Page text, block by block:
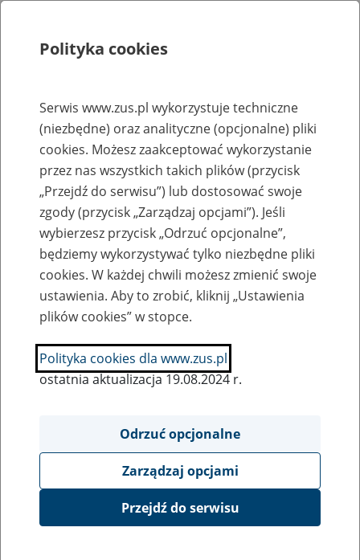
Rejestry, ewidencje i archiwa
Baza zlikwidowanych lub
przekształconych zakładów pracy
Nazwa zakładu pracy:
SZUKAJ
Ukryj wszystkie pozycje bazy
GBW Spółka z o.o. w upadłości -
Polityka cookies
Serwis www.zus.pl wykorzystuje techniczne
(niezbędne) oraz analityczne (opcjonalne) pliki
cookies. Możesz zaakceptować wykorzystanie
przez nas wszystkich takich plików (przycisk
„Przejdź do serwisu”) lub dostosować swoje
zgody (przycisk „Zarządzaj opcjami”). Jeśli
wybierzesz przycisk „Odrzuć opcjonalne”,
będziemy wykorzystywać tylko niezbędne pliki
cookies. W każdej chwili możesz zmienić swoje
ustawienia. Aby to zrobić, kliknij „Ustawienia
plików cookies” w stopce.
Polityka cookies dla www.zus.pl
ostatnia aktualizacja 19.08.2024 r.
Odrzuć opcjonalne
Zarządzaj opcjami
Przejdź do serwisu